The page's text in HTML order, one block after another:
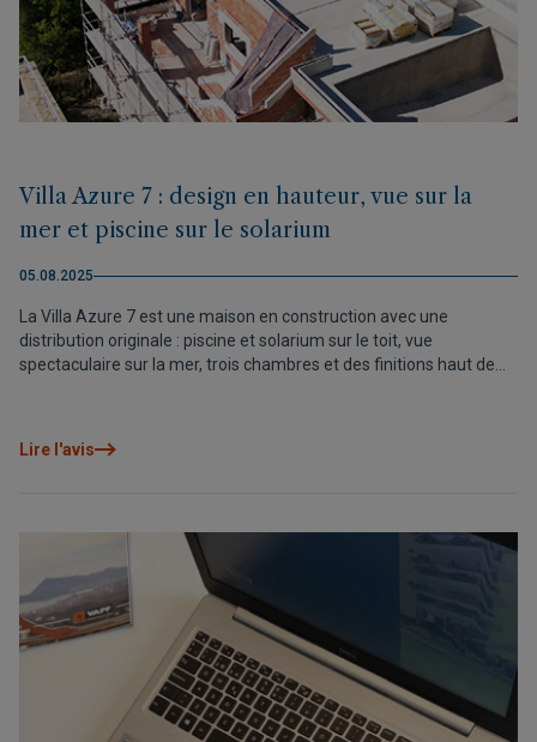
Villa Azure 7 : design en hauteur, vue sur la
mer et piscine sur le solarium
05.08.2025
La Villa Azure 7 est une maison en construction avec une
distribution originale : piscine et solarium sur le toit, vue
spectaculaire sur la mer, trois chambres et des finitions haut de
Lire l'avis